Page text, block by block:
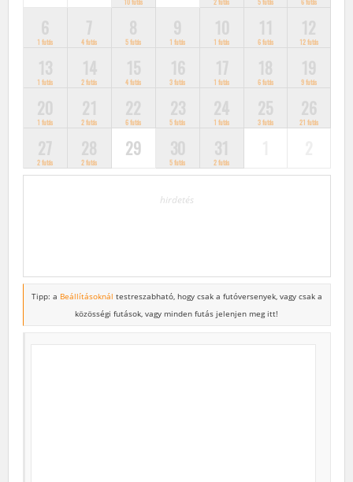
1 futás 4 futás 5 futás 1 futás 1 futás 6 futás 12 futás
1 futás 2 futás 4 futás 3 futás 1 futás 6 futás 9 futás
1 futás 2 futás 6 futás 5 futás 1 futás 3 futás 21 futás
2 futás 2 futás
29
5 futás 2 futás
hirdetés
Tipp: a Beállításoknál testreszabható, hogy csak a futóversenyek, vagy csak a
közösségi futások, vagy minden futás jelenjen meg itt!